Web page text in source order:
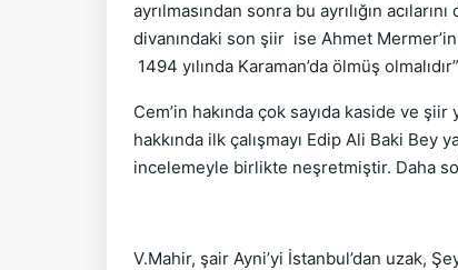
ayrılmasından sonra bu ayrılı­ğın
divanındaki son şiir ise Ahmet
1494 yılında Karaman’da ölmüş
Cem’in hakında çok sayıda kaside ve
hakkında ilk çalışmayı Edip Ali Baki Bey
incelemeyle birlikte neşretmiştir. Daha
V.Mahir, şair Ayni’yi İstanbul’dan uzak,